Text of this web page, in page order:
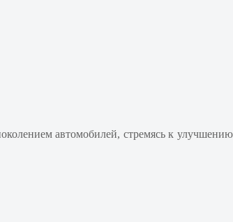
автомобилей, стремясь к улучшению